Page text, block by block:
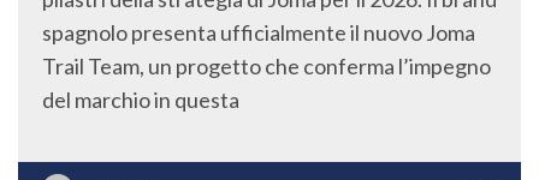
spagnolo presenta ufficialmente il nuovo Joma
Trail Team, un progetto che conferma l’impegno
del marchio in questa